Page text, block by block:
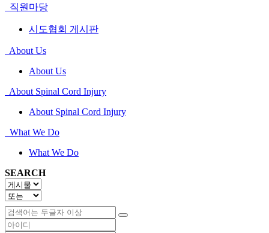
직원마당
시도협회 게시판
About Us
About Us
About Spinal Cord Injury
About Spinal Cord Injury
What We Do
What We Do
SEARCH